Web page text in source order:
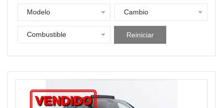
Modelo Cambio
Combustible Reiniciar
VENDIDO